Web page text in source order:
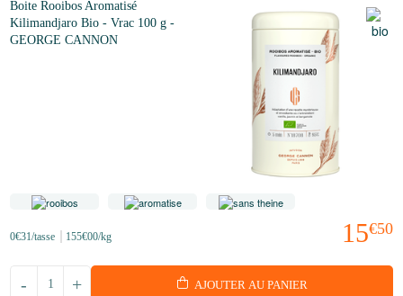
Boite Rooibos Aromatisé
Kilimandjaro Bio - Vrac 100 g -
GEORGE CANNON
15€50
0€31/tasse 155€00/kg
+
- AJOUTER AU PANIER